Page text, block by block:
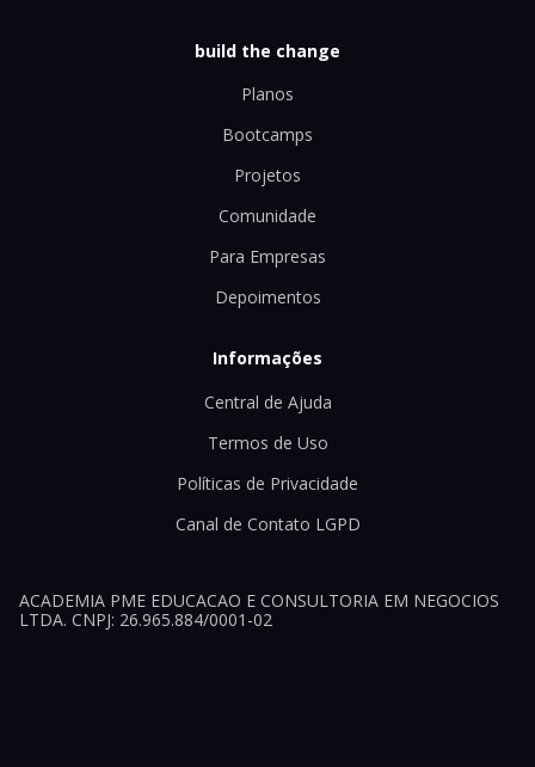
build the change
Planos
Bootcamps
Projetos
Comunidade
Para Empresas
Depoimentos
Informações
Central de Ajuda
Termos de Uso
Políticas de Privacidade
Canal de Contato LGPD
ACADEMIA PME EDUCACAO E CONSULTORIA EM NEGOCIOS
LTDA. CNPJ: 26.965.884/0001-02